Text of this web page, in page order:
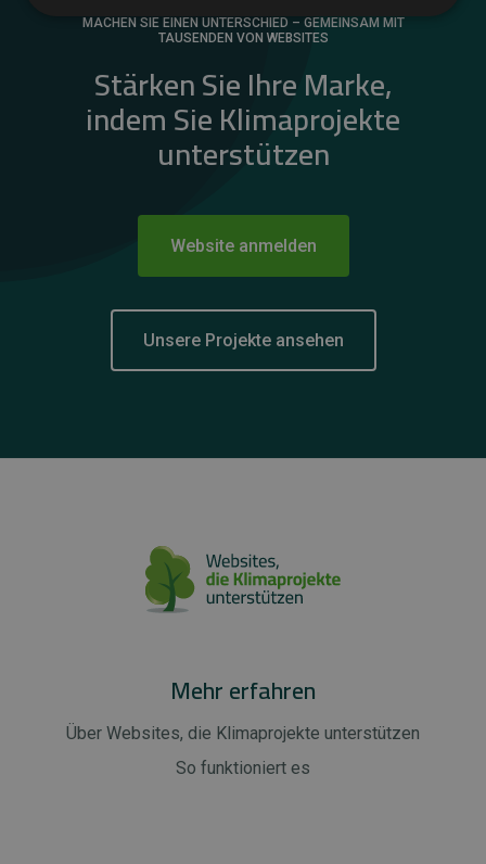
MACHEN SIE EINEN UNTERSCHIED – GEMEINSAM MIT
TAUSENDEN VON WEBSITES
Stärken Sie Ihre Marke,
indem Sie Klimaprojekte
unterstützen
Website anmelden
Unsere Projekte ansehen
Mehr erfahren
Über Websites, die Klimaprojekte unterstützen
So funktioniert es